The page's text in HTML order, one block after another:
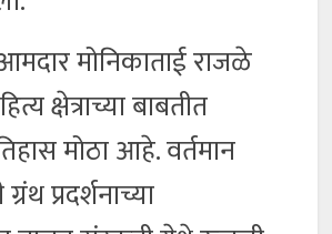
मोनिकाताई राजळे
क्षेत्राच्या बाबतीत
मोठा आहे. वर्तमान
प्रदर्शनाच्या